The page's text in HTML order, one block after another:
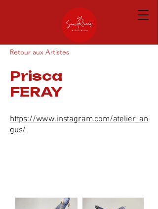
Retour aux Artistes
Prisca
FERAY
https://www.instagram.com/atelier_an
gus/